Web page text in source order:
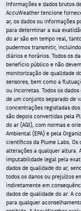
Informações e dados brutos
AccuWeather tencione
ar, os dados ou informações
para determinar a sua
do ar são em tempo real,
pudermos transmitir,
diários e horários. Todos os
benefício público e não
monitorização de qualidade
sensores, bem como a
ou incorretas. Todos os
de um conjunto separado de
concentrações registadas
são depois convertidas pela
do ar (AQI), com normas e
Ambiental (EPA) e pela
científicos da Plume Labs.
alterações a qualquer altura.
imputabilidade legal pela
dados de qualidade do ar,
todos os danos ou prejuízos
indiretamente em
dados de qualidade do ar. A
para qualquer